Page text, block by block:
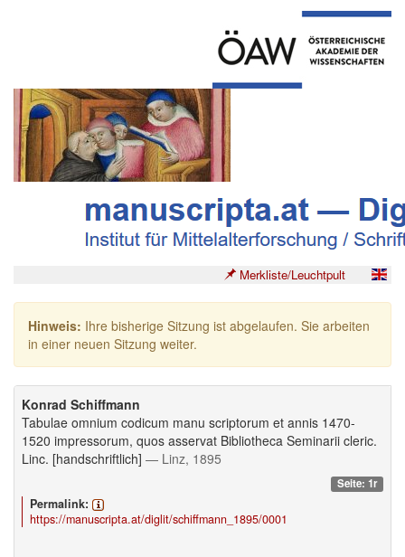
Merkliste/Leuchtpult
Hinweis: Ihre bisherige Sitzung ist abgelaufen. Sie arbeiten
in einer neuen Sitzung weiter.
Konrad Schiffmann
Tabulae omnium codicum manu scriptorum et annis 1470-
1520 impressorum, quos asservat Bibliotheca Seminarii cleric.
Linc. [handschriftlich] — Linz, 1895
Seite: 1r
Permalink:
https://manuscripta.at/diglit/schiffmann_1895/0001